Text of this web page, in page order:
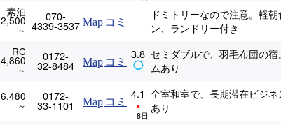
素泊
2,500 070-
4339-3537 Map コミ
ドミトリーなので注意。軽
ン、ランドリー付き
RC
4,860 0172-
32-8484 Map コミ 3.8
◯
セミダブルで、羽毛布団の
ムあり
6,480 0172-
33-1101 Map コミ 4.1
×
全室和室で、長期滞在ビジ
あり